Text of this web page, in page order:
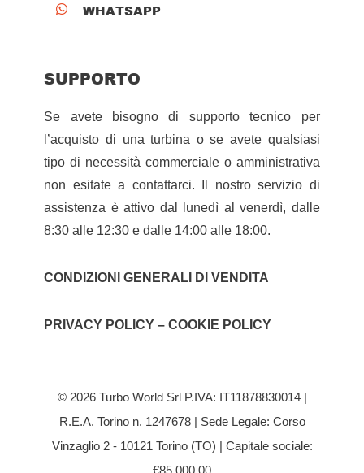
 WHATSAPP
SUPPORTO
Se avete bisogno di supporto tecnico per
l’acquisto di una turbina o se avete qualsiasi
tipo di necessità commerciale o amministrativa
non esitate a contattarci. Il nostro servizio di
assistenza è attivo dal lunedì al venerdì, dalle
8:30 alle 12:30 e dalle 14:00 alle 18:00.
CONDIZIONI GENERALI DI VENDITA
PRIVACY POLICY – COOKIE POLICY
© 2026 Turbo World Srl P.IVA: IT11878830014 |
R.E.A. Torino n. 1247678 | Sede Legale: Corso
Vinzaglio 2 - 10121 Torino (TO) | Capitale sociale:
€85.000,00